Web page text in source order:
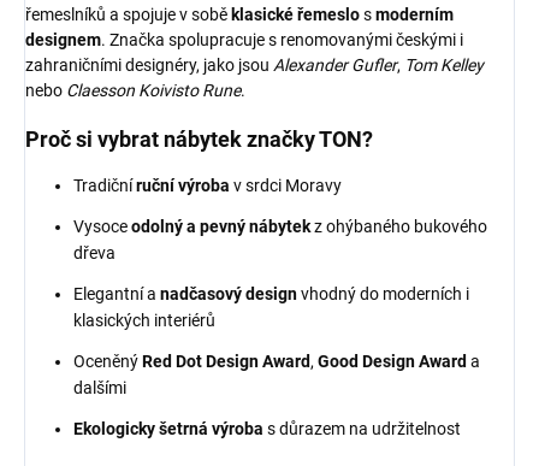
řemeslníků a spojuje v sobě klasické řemeslosmoderním
designem. Značka spolupracuje s renomovanými českými i
zahraničními designéry, jako jsou Alexander Gufler, Tom Kelley
nebo Claesson Koivisto Rune.
Proč si vybrat nábytek značky TON?
Tradičníruční výroba v srdci Moravy
Vysoceodolný a pevný nábytekz ohýbaného bukového
dřeva
Elegantní a nadčasový designvhodný do moderních i
klasických interiérů
OceněnýRed Dot Design Award, Good Design Award a
dalšími
Ekologicky šetrná výroba s důrazem na udržitelnost